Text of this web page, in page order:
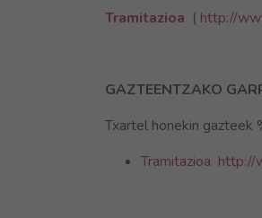
Tramitazioa ( http://
GAZTEENTZAKO
Txartel honekin gazteek
Tramitazioa http://